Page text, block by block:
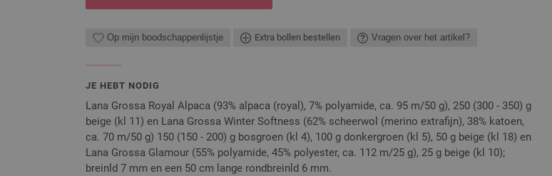
Op mijn boodschappenlijstje Extra bollen bestellen Vragen over het artikel?
JE HEBT NODIG
Lana Grossa Royal Alpaca (93% alpaca (royal), 7% polyamide, ca. 95 m/50 g), 250 (300 - 350) g
beige (kl 11) en Lana Grossa Winter Softness (62% scheerwol (merino extrafijn), 38% katoen,
ca. 70 m/50 g) 150 (150 - 200) g bosgroen (kl 4), 100 g donkergroen (kl 5), 50 g beige (kl 18) en
Lana Grossa Glamour (55% polyamide, 45% polyester, ca. 112 m/25 g), 25 g beige (kl 10);
breinld 7 mm en een 50 cm lange rondbreinld 6 mm.